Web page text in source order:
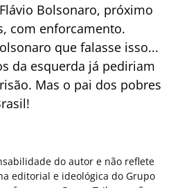
Bolsonaro, próximo
com enforcamento.
que falasse isso...
da esquerda já pediriam
Mas o pai dos pobres
do autor e não reflete
editorial e ideológica do Grupo